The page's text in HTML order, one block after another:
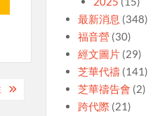
最新消息 (348)
福音營(30)
經文圖片(29)
芝華代禱(141)
芝華禱告會 (2)
跨代際(21)